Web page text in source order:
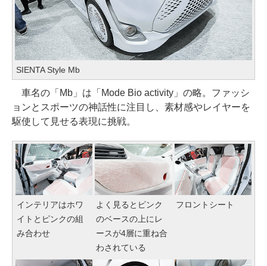
SIENTA Style Mb
車名の「Mb」は「Mode Bio activity」の略。ファッシ
ョンとスポーツの神話性に注目し、素材感やレイヤーを
駆使して見せる表現に挑戦。
インテリアはホワ
イトとピンクの組
み合わせ
よく見るとピンク
のベースの上にレ
ースが4層に重ね合
わされている
フロントシート